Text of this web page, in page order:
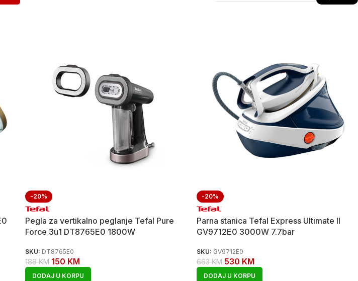
-20%
Pegla za vertikalno peglanje Tefal Pure
Force 3u1 DT8765E0 1800W
SKU: DT8765E0
188KM 150 KM
DODAJ U KORPU
-20%
Parna stanica Tefal Express Ultimate II
GV9712E0 3000W 7.7bar
SKU: GV9712E0
663KM 530 KM
DODAJ U KORPU